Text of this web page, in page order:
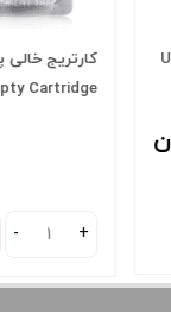
کارتریج خالی
Cartridge